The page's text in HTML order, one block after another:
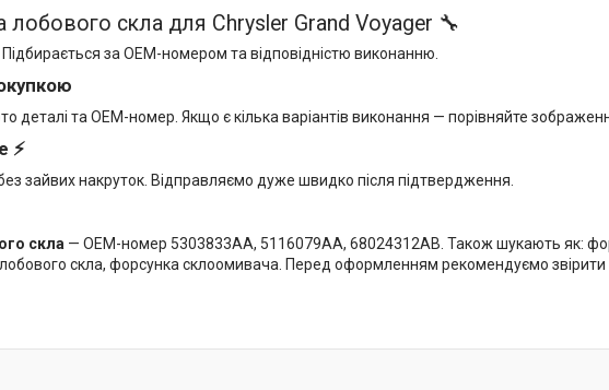
скла для Chrysler Grand Voyager 🔧
за OEM-номером та відповідністю виконанню.
деталі та OEM-номер. Якщо є кілька варіантів виконання — порівняйте
⚡
зайвих накруток. Відправляємо дуже швидко після підтвердження.
скла — OEM-номер 5303833AA, 5116079AA, 68024312AB. Також шукають як:
скла, форсунка склоомивача. Перед оформленням рекомендуємо